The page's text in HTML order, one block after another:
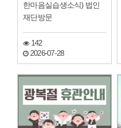
한마음실습생소식) 법인
재단방문
142
2026-07-28